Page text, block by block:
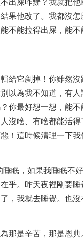
果他改了。我都沒
不能拉得出屎，能
給它剷掉！你雖然
以為我不知道，有
你最好想一想，能
沒啥、有啥都能活
！這時候清理一下我
眠，如果我睡眠不
乎。昨天夜裡剛要
，我就去睡覺。也沒
那是辛苦，那是恩